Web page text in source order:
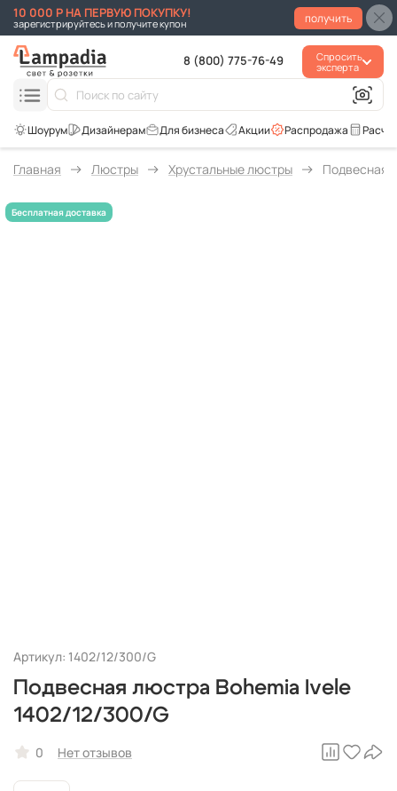
10 000 Р НА ПЕРВУЮ ПОКУПКУ!
зарегистрируйтесь и получите купон получить
8 (800) 775-76-49
Спросить
эксперта
Распродажа
Акции
Для бизнеса
Главная Люстры Хрустальные люстры Подвесная
Артикул: 1402/12/300/G
Подвесная люстра Bohemia Ivele
1402/12/300/G
0 Нет отзывов